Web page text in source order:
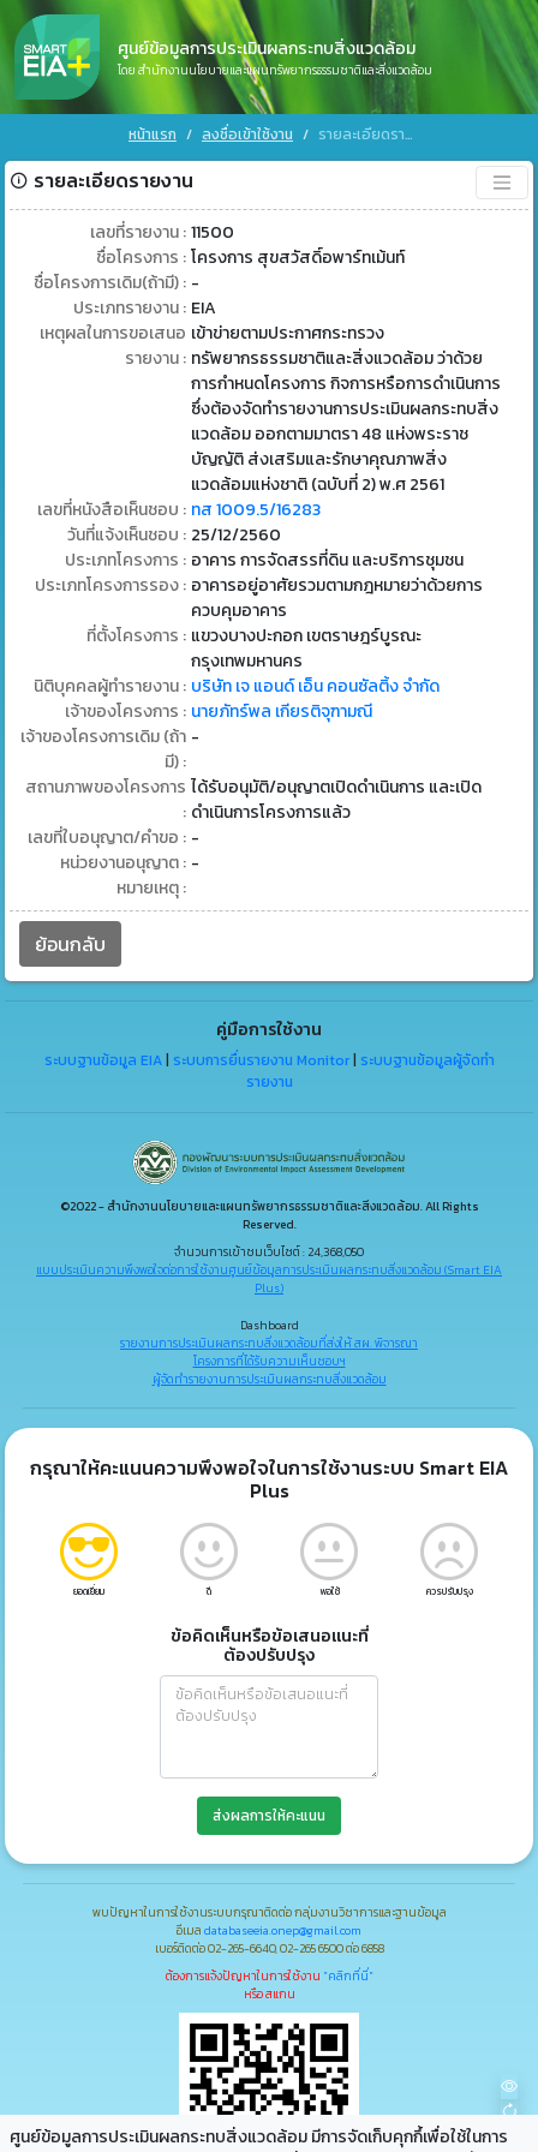
ศูนย์ข้อมูลการประเมินผลกระทบสิ่งแวดล้อม มีการจัดเก็บคุกกึ้เพื่อใช้ในการ
ศูนย์ข้อมูลการประเมินผลกระทบสิ่งแวดล้อม
โดย สำนักงานนโยบายและแผนทรัพยากรธรรมชาติและสิ่งแวดล้อม
หน้าแรก ลงชื่อเข้าใช้งาน รายละเอียดรายงาน
รายละเอียดรายงาน
เลขที่รายงาน : 11500
ชื่อโครงการ : โครงการ สุขสวัสดิ์อพาร์ทเม้นท์
ชื่อโครงการเดิม(ถ้ามี) : -
ประเภทรายงาน : EIA
เหตุผลในการขอเสนอ
รายงาน :
เข้าข่ายตามประกาศกระทรวง
ทรัพยากรธรรมชาติและสิ่งแวดล้อม ว่าด้วย
การกำหนดโครงการ กิจการหรือการดำเนินการ
ซึ่งต้องจัดทำรายงานการประเมินผลกระทบสิ่ง
แวดล้อม ออกตามมาตรา 48 แห่งพระราช
บัญญัติ ส่งเสริมและรักษาคุณภาพสิ่ง
แวดล้อมแห่งชาติ (ฉบับที่ 2) พ.ศ 2561
เลขที่หนังสือเห็นชอบ : ทส 1009.5/16283
วันที่แจ้งเห็นชอบ : 25/12/2560
ประเภทโครงการ : อาคาร การจัดสรรที่ดิน และบริการชุมชน
ประเภทโครงการรอง : อาคารอยู่อาศัยรวมตามกฎหมายว่าด้วยการ
ควบคุมอาคาร
ที่ตั้งโครงการ : แขวงบางปะกอก เขตราษฎร์บูรณะ
กรุงเทพมหานคร
นิติบุคคลผู้ทำรายงาน : บริษัท เจ แอนด์ เอ็น คอนซัลติ้ง จำกัด
เจ้าของโครงการ : นายภัทร์พล เกียรติจุฑามณี
เจ้าของโครงการเดิม (ถ้า
มี) :
-
สถานภาพของโครงการ
:
ได้รับอนุมัติ/อนุญาตเปิดดำเนินการ และเปิด
ดำเนินการโครงการแล้ว
เลขที่ใบอนุญาต/คำขอ : -
หน่วยงานอนุญาต : -
หมายเหตุ :
ย้อนกลับ
คู่มือการใช้งาน
ระบบฐานข้อมูล EIA| ระบบการยื่นรายงาน Monitor| ระบบฐานข้อมูลผู้จัดทำ
รายงาน
©2022 - สำนักงานนโยบายและแผนทรัพยากรธรรมชาติและสิ่งแวดล้อม. All Rights
Reserved.
จำนวนการเข้าชมเว็บไซต์ : 24,368,050
แบบประเมินความพึงพอใจต่อการใช้งานศูนย์ข้อมูลการประเมินผลกระทบสิ่งแวดล้อม (Smart EIA
Plus)
Dashboard
รายงานการประเมินผลกระทบสิ่งแวดล้อมที่ส่งให้ สผ. พิจารณา
โครงการที่ได้รับความเห็นชอบฯ
ผู้จัดทำรายงานการประเมินผลกระทบสิ่งแวดล้อม
กรุณาให้คะแนนความพึงพอใจในการใช้งานระบบ Smart EIA
Plus
ยอดเยี่ยม ดี พอใช้ ควรปรับปรุง
ข้อคิดเห็นหรือข้อเสนอแนะที่
ต้องปรับปรุง
ส่งผลการให้คะแนน
พบปัญหาในการใช้งานระบบกรุณาติดต่อ กลุ่มงานวิชาการและฐานข้อมูล
อีเมล databaseeia.onep@gmail.com
เบอร์ติดต่อ 02-265-6640, 02-265 6500 ต่อ 6858
ต้องการแจ้งปัญหาในการใช้งาน "คลิกที่นี่"
หรือ สแกน